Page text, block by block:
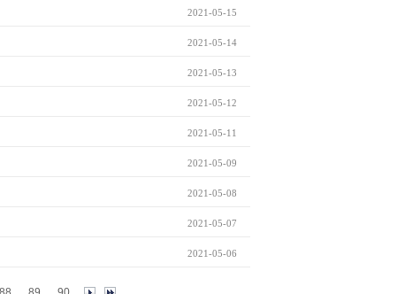
2021-05-15
2021-05-14
2021-05-13
2021-05-12
2021-05-11
2021-05-09
2021-05-08
2021-05-07
2021-05-06